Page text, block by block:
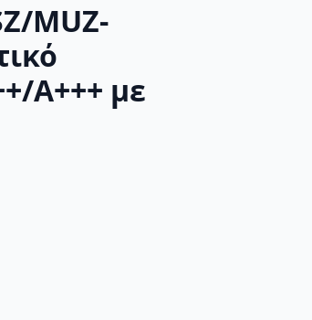
MUZ-
A+++ με